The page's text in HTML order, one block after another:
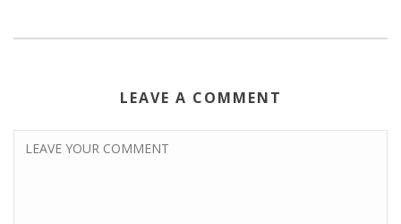
LEAVE A COMMENT